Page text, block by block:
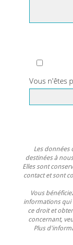
Vous n'êtes
Les données
destinées à
Elles sont
contact et sont
Vous
informations qui
ce droit et
concernant,
Plus